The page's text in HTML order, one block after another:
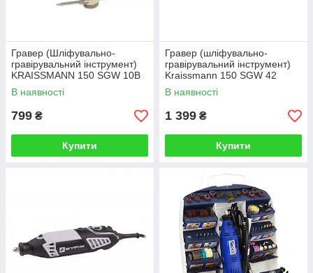
Гравер (Шліфувально-
гравірувальний інструмент)
KRAISSMANN 150 SGW 10B
В наявності
799 ₴
Купити
Гравер (шліфувально-
гравірувальний інструмент)
Kraissmann 150 SGW 42
В наявності
1 399 ₴
Купити